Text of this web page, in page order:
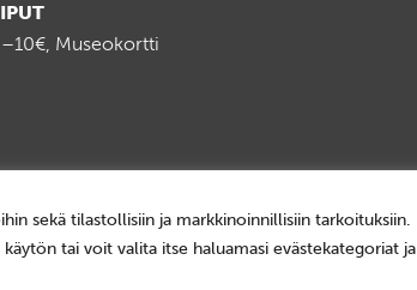
sekä tilastollisiin ja markkinoinnillisiin tarkoituksiin.
käytön tai voit valita itse haluamasi evästekategoriat ja
Museokortti